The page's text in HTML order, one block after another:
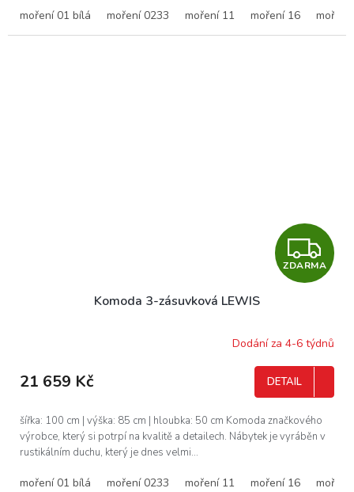
moření 01 bílá moření 0233 moření 11 moření 16 moření
Z
D
R
A
ZDARMA
Komoda 3-zásuvková LEWIS
Dodání za 4-6 týdnů
21 659 Kč DETAIL
šířka: 100 cm | výška: 85 cm | hloubka: 50 cm Komoda značkového
výrobce, který si potrpí na kvalitě a detailech. Nábytek je vyráběn v
rustikálním duchu, který je dnes velmi...
moření 01 bílá moření 0233 moření 11 moření 16 moření